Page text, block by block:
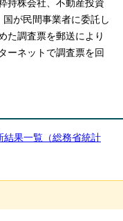
持株会社、不動産投資
が民間事業者に委託し
た調査票を郵送により
ーネットで調査票を回
結果一覧（総務省統計